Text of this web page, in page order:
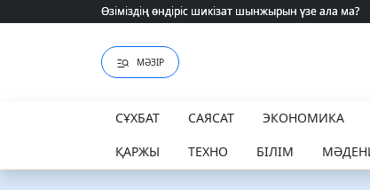
Жағдайы ауыр: Солтүстік Кипрде қазақ қызына
МӘЗІР
СҰХБАТ САЯСАТ ЭКОНОМИКА
ҚАРЖЫ
ТЕХНО БІЛІМ